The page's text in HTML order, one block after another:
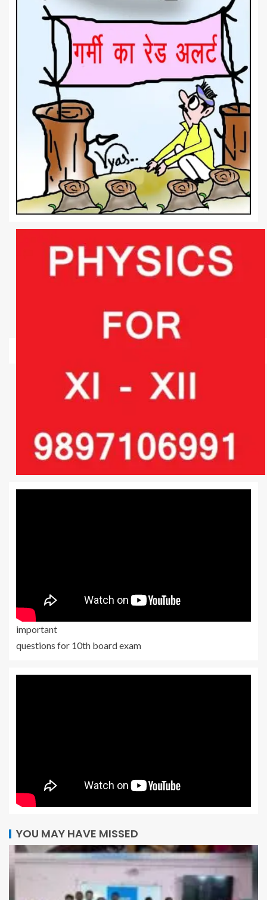
important
questions for 10th board exam
YOU MAY HAVE MISSED